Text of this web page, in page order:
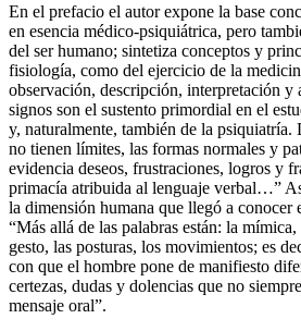
En el prefacio el autor expone la base
en esencia médico-psiquiátrica, pero
del ser humano; sintetiza conceptos y
fisiología, como del ejercicio de la
observación, descripción, interpretación y
signos son el sustento primordial en el
y, naturalmente, también de la psiquiatría.
no tienen límites, las formas normales y
evidencia deseos, frustraciones, logros y
primacía atribuida al lenguaje verbal…”
la dimensión humana que llegó a conocer
“Más allá de las palabras están: la
gesto, las posturas, los movimientos; es
con que el hombre pone de manifiesto
certezas, dudas y dolencias que no
mensaje oral”.